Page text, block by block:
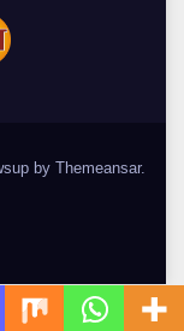
by Themeansar.